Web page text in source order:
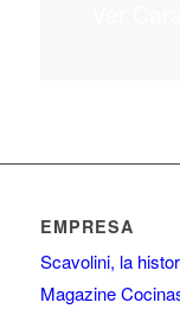
EMPRESA
Scavolini, la
Magazine